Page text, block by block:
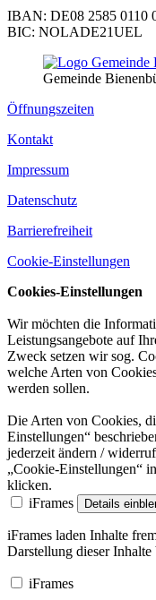
IBAN: DE08 2585 0110
BIC: NOLADE21UEL
Gemeinde
Öffnungszeiten
Kontakt
Impressum
Datenschutz
Barrierefreiheit
Cookie-Einstellungen
Cookies-Einstellungen
Wir möchten die
Leistungsangebote auf
Zweck setzen wir sog.
welche Arten von
werden sollen.
Die Arten von Cookies,
Einstellungen“
jederzeit ändern /
„Cookie-Einstellungen“
klicken.
iFrames
Details
iFrames laden Inhalte
Darstellung dieser
iFrames